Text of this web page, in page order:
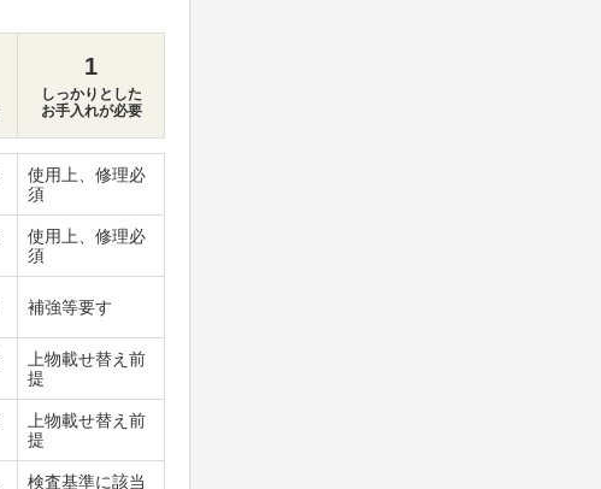
1
しっかりとした
お手入れが必要
使用上、修理必
須
使用上、修理必
須
補強等要す
上物載せ替え前
提
上物載せ替え前
提
検査基準に該当